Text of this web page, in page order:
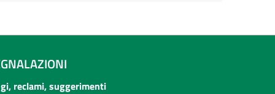
reclami, suggerimenti